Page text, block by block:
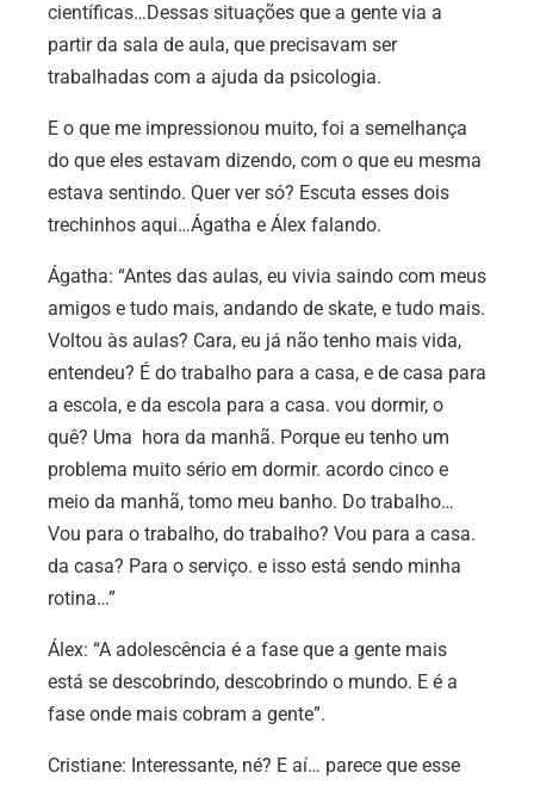
científicas…Dessas situações que a gente via a
partir da sala de aula, que precisavam ser
trabalhadas com a ajuda da psicologia.
E o que me impressionou muito, foi a semelhança
do que eles estavam dizendo, com o que eu mesma
estava sentindo. Quer ver só? Escuta esses dois
trechinhos aqui…Ágatha e Álex falando.
Ágatha: “Antes das aulas, eu vivia saindo com meus
amigos e tudo mais, andando de skate, e tudo mais.
Voltou às aulas? Cara, eu já não tenho mais vida,
entendeu? É do trabalho para a casa, e de casa para
a escola, e da escola para a casa. vou dormir, o
quê? Uma hora da manhã. Porque eu tenho um
problema muito sério em dormir. acordo cinco e
meio da manhã, tomo meu banho. Do trabalho…
Vou para o trabalho, do trabalho? Vou para a casa.
da casa? Para o serviço. e isso está sendo minha
rotina…”
Álex: “A adolescência é a fase que a gente mais
está se descobrindo, descobrindo o mundo. E é a
fase onde mais cobram a gente”.
Cristiane: Interessante, né? E aí… parece que esse